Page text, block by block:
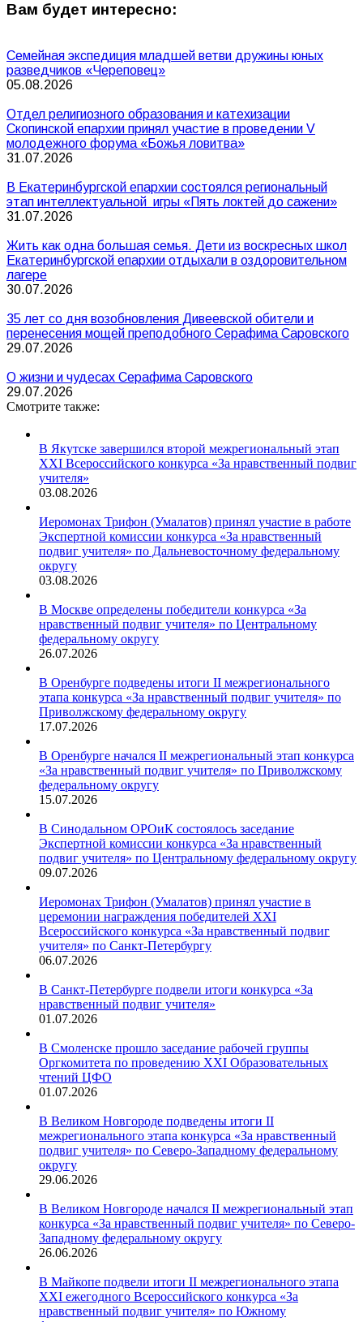
Вам будет интересно:
Семейная экспедиция младшей ветви дружины юных
разведчиков «Череповец»
05.08.2026
Отдел религиозного образования и катехизации
Скопинской епархии принял участие в проведении V
молодежного форума «Божья ловитва»
31.07.2026
В Екатеринбургской епархии состоялся региональный
этап интеллектуальной игры «Пять локтей до сажени»
31.07.2026
Жить как одна большая семья. Дети из воскресных школ
Екатеринбургской епархии отдыхали в оздоровительном
лагере
30.07.2026
35 лет со дня возобновления Дивеевской обители и
перенесения мощей преподобного Серафима Саровского
29.07.2026
О жизни и чудесах Серафима Саровского
29.07.2026
Смотрите также:
В Якутске завершился второй межрегиональный этап
XXI Всероссийского конкурса «За нравственный подвиг
учителя»
03.08.2026
Иеромонах Трифон (Умалатов) принял участие в работе
Экспертной комиссии конкурса «За нравственный
подвиг учителя» по Дальневосточному федеральному
округу
03.08.2026
В Москве определены победители конкурса «За
нравственный подвиг учителя» по Центральному
федеральному округу
26.07.2026
В Оренбурге подведены итоги II межрегионального
этапа конкурса «За нравственный подвиг учителя» по
Приволжскому федеральному округу
17.07.2026
В Оренбурге начался II межрегиональный этап конкурса
«За нравственный подвиг учителя» по Приволжскому
федеральному округу
15.07.2026
В Синодальном ОРОиК состоялось заседание
Экспертной комиссии конкурса «За нравственный
подвиг учителя» по Центральному федеральному округу
09.07.2026
Иеромонах Трифон (Умалатов) принял участие в
церемонии награждения победителей XXI
Всероссийского конкурса «За нравственный подвиг
учителя» по Санкт-Петербургу
06.07.2026
В Санкт-Петербурге подвели итоги конкурса «За
нравственный подвиг учителя»
01.07.2026
В Смоленске прошло заседание рабочей группы
Оргкомитета по проведению XXI Образовательных
чтений ЦФО
01.07.2026
В Великом Новгороде подведены итоги II
межрегионального этапа конкурса «За нравственный
подвиг учителя» по Северо-Западному федеральному
округу
29.06.2026
В Великом Новгороде начался II межрегиональный этап
конкурса «За нравственный подвиг учителя» по Северо-
Западному федеральному округу
26.06.2026
В Майкопе подвели итоги II межрегионального этапа
XXI ежегодного Всероссийского конкурса «За
нравственный подвиг учителя» по Южному